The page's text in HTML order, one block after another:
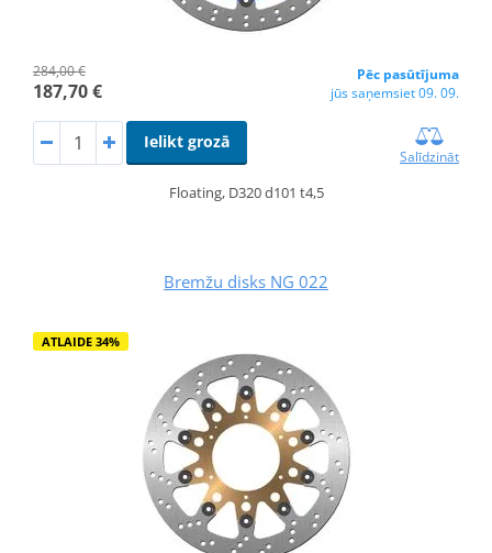
284,00 €
187,70 €
Pēc pasūtījuma
jūs saņemsiet 09. 09.
Ielikt grozā
Salīdzināt
Floating, D320 d101 t4,5
Bremžu disks NG 022
ATLAIDE 34%